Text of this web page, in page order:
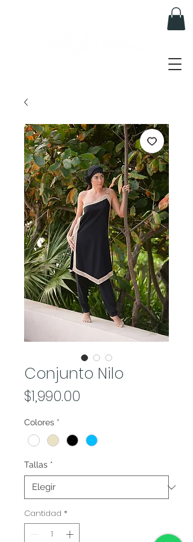
Conjunto Nilo
$1,990.00
Colores *
Tallas *
Cantidad *